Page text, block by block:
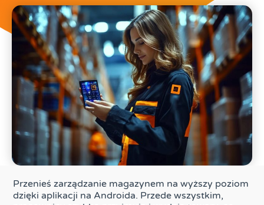
Przenieś zarządzanie magazynem na wyższy poziom
dzięki aplikacji na Androida. Przede wszystkim,